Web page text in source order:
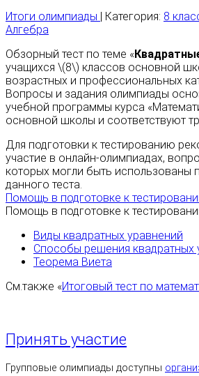
Итоги олимпиады
| Категория: 8
Алгебра
Обзорный тест по теме «
учащихся \(8\) классов основной
возрастных и профессиональных
Вопросы и задания олимпиады
учебной программы курса
основной школы и соответствуют
Для подготовки к тестированию
участие в онлайн-олимпиадах,
которых могли быть использованы
данного теста.
Помощь в подготовке к
Помощь в подготовке к
Виды квадратных уравнений
Способы решения квадратных
Теорема Виета
См.также «Итоговый тест по
Принять участие
Групповые олимпиады доступны